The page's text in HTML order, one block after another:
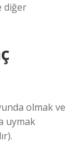
diğer
olmak ve
uymak